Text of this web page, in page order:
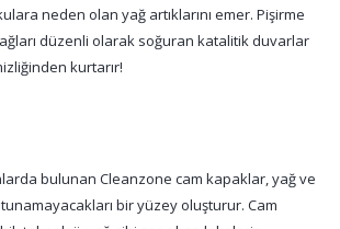
neden olan yağ artıklarını emer. Pişirme
düzenli olarak soğuran katalitik duvarlar
kurtarır!
bulunan Cleanzone cam kapaklar, yağ ve
bir yüzey oluşturur. Cam